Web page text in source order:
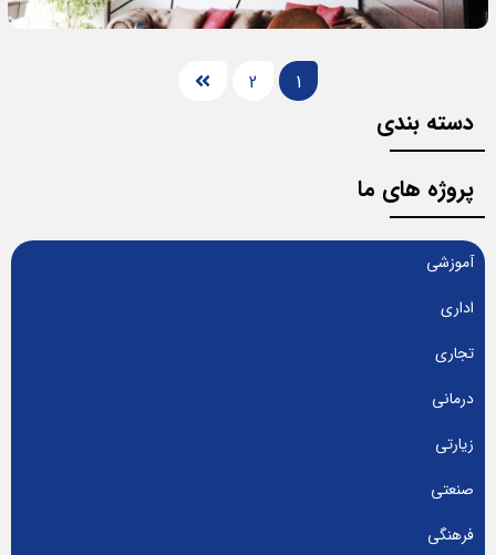
1
2
دسته بندی
پروژه های ما
آموزشی
اداری
تجاری
درمانی
زیارتی
صنعتی
فرهنگی